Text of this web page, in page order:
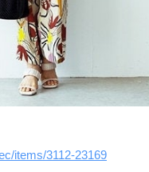
items/3112-23169